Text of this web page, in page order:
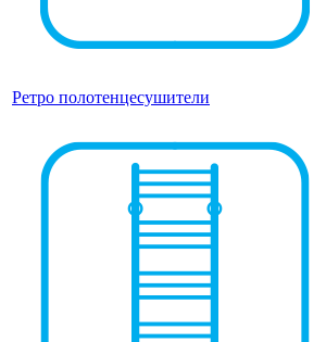
Ретро полотенцесушители